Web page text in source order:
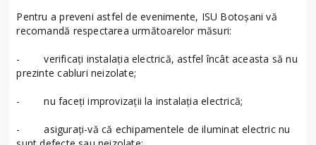
Pentru a preveni astfel de evenimente, ISU Botoșani vă
recomandă respectarea următoarelor măsuri:
- verificaţi instalaţia electrică, astfel încât aceasta să nu
prezinte cabluri neizolate;
- nu faceți improvizații la instalația electrică;
- asiguraţi-vă că echipamentele de iluminat electric nu